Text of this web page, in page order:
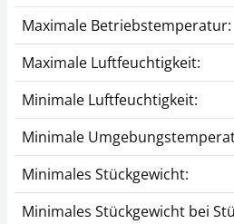
Maximale Betriebstemperatur:
Maximale Luftfeuchtigkeit:
Minimale Luftfeuchtigkeit:
Minimale
Minimales Stückgewicht:
Minimales Stückgewicht bei